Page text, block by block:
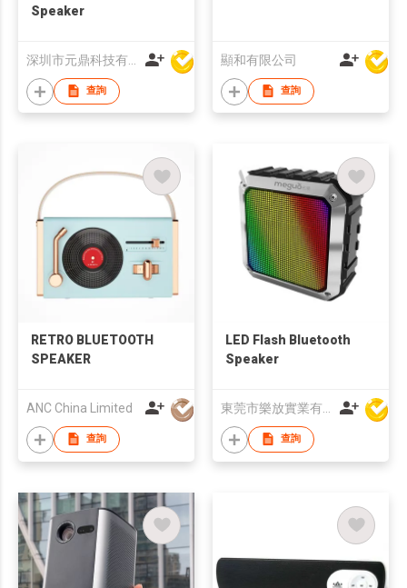
Speaker
查詢
顯和有限公司
查詢
RETRO BLUETOOTH
SPEAKER
ANC China Limited
查詢
LED Flash Bluetooth
Speaker
查詢